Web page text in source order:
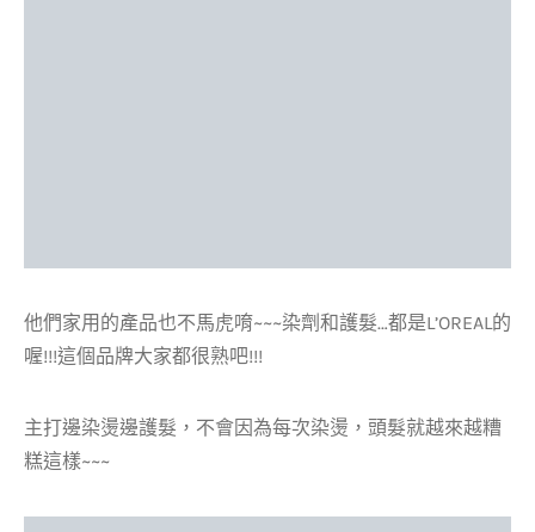
他們家用的產品也不馬虎唷~~~染劑和護髮…都是L’OREAL的
喔!!!這個品牌大家都很熟吧!!!
主打邊染燙邊護髮，不會因為每次染燙，頭髮就越來越糟
糕這樣~~~